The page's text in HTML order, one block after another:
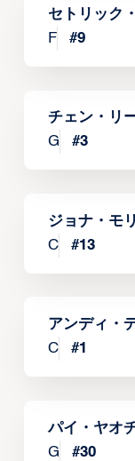
セトリック
F
#9
チェン・リ
G
#3
ジョナ・モ
C
#13
アンディ・
C
#1
パイ・ヤオ
G
#30